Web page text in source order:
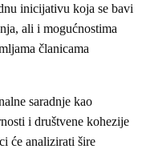
inicijativu koja se bavi
ali i mogućnostima
članicama
saradnje kao
i društvene kohezije
će analizirati šire